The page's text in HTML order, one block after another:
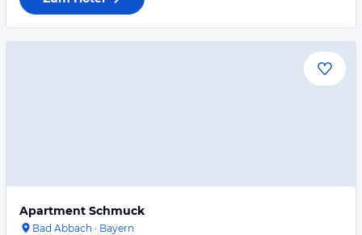
Apartment Schmuck
Bad Abbach · Bayern